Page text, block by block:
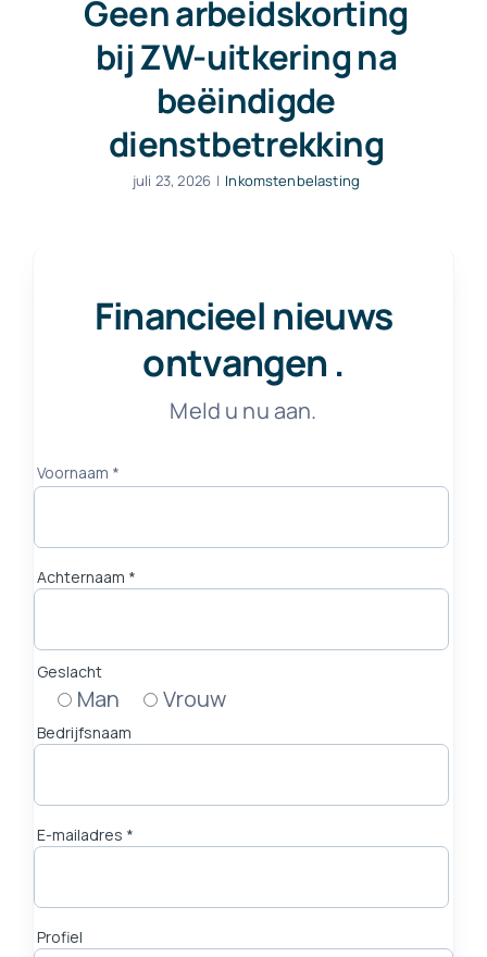
Geen arbeidskorting
bij ZW-uitkering na
beëindigde
dienstbetrekking
juli 23, 2026 | Inkomstenbelasting
Financieel nieuws
ontvangen .
Meld u nu aan.